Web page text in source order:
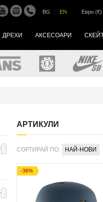
BG EN Евро (€)
ДРЕХИ АКСЕСОАРИ
АРТИКУЛИ
СОРТИРАЙ ПО: НАЙ-НОВИ
-36%